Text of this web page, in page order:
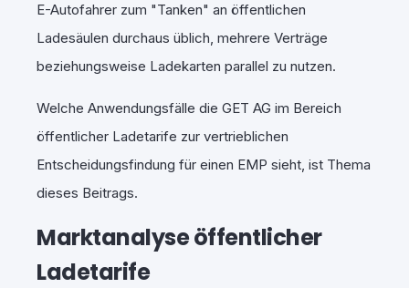
E-Autofahrer zum "Tanken" an öffentlichen
Ladesäulen durchaus üblich, mehrere Verträge
beziehungsweise Ladekarten parallel zu nutzen.
Welche Anwendungsfälle die GET AG im Bereich
öffentlicher Ladetarife zur vertrieblichen
Entscheidungsfindung für einen EMP sieht, ist Thema
dieses Beitrags.
Marktanalyse öffentlicher
Ladetarife